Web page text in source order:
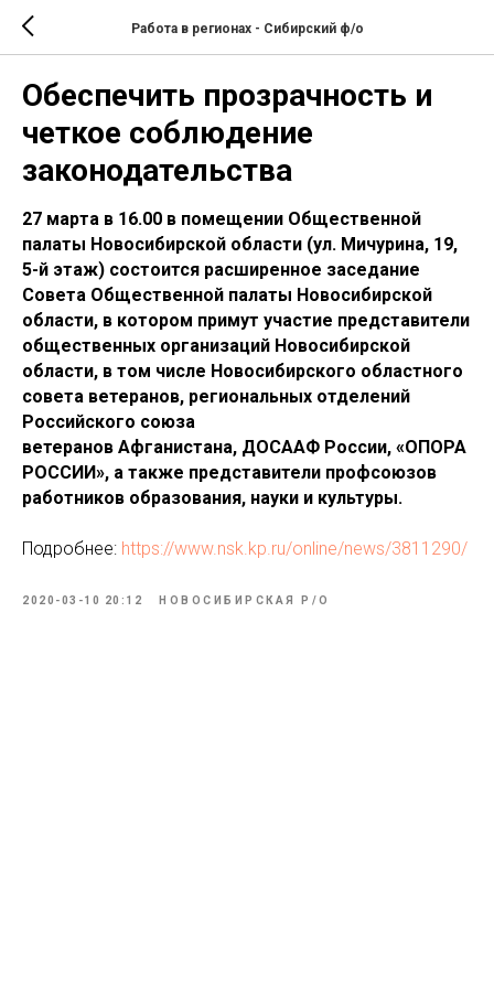
Работа в регионах - Сибирский ф/о
Обеспечить прозрачность и
четкое соблюдение
законодательства
27 марта в 16.00 в помещении Общественной
палаты Новосибирской области (ул. Мичурина, 19,
5-й этаж) состоится расширенное заседание
Совета Общественной палаты Новосибирской
области, в котором примут участие представители
общественных организаций Новосибирской
области, в том числе Новосибирского областного
совета ветеранов, региональных отделений
Российского союза
ветеранов Афганистана, ДОСААФ России, «ОПОРА
РОССИИ», а также представители профсоюзов
работников образования, науки и культуры.
Подробнее: https://www.nsk.kp.ru/online/news/3811290/
2020-03-10 20:12 НОВОСИБИРСКАЯ P/O